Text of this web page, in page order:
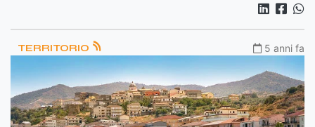
TERRITORIO 5 anni fa